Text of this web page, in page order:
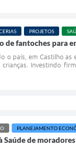
PROJETOS
de fantoches para
o país, em Castilho
Investindo
PLANEJAMENTO
de